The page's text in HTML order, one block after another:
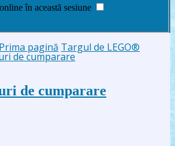
în această sesiune
Prima pagină Targul de LEGO®
de cumparare
de cumparare